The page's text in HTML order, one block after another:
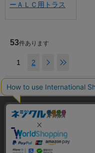
ーＡＬＣ用トラス
53件あります
1 2
現在の位置
利用規約
プライバシーポリシー
特定商取引法に基づく表示
当サイトでは利用体験の
ラフィックの分析を目的
サイトの閲覧を継続され
のといたします。